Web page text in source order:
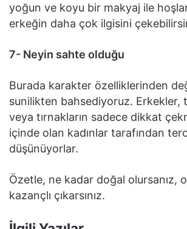
yoğun ve koyu bir makyaj ile
erkeğin daha çok ilgisini
7- Neyin sahte olduğu
Burada karakter özelliklerinden
sunilikten bahsediyoruz. Erkekler,
veya tırnakların sadece dikkat
içinde olan kadınlar tarafından
düşünüyorlar.
Özetle, ne kadar doğal olursanız,
kazançlı çıkarsınız.